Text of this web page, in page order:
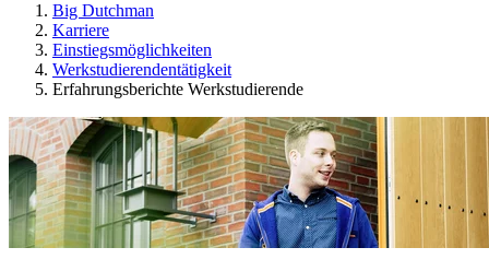
Big Dutchman
Karriere
Einstiegsmöglichkeiten
Werkstudierendentätigkeit
Erfahrungsberichte Werkstudierende